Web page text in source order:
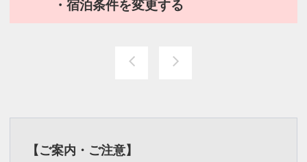
・宿泊条件を変更する
【ご案内・ご注意】